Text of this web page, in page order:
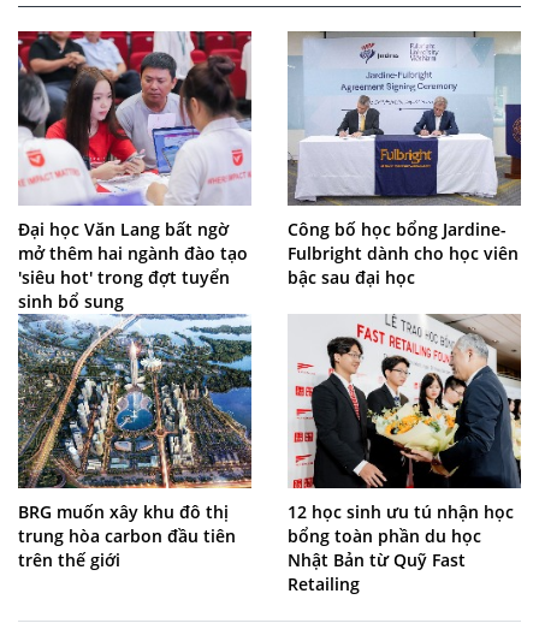
Đại học Văn Lang bất ngờ
mở thêm hai ngành đào tạo
'siêu hot' trong đợt tuyển
sinh bổ sung
Công bố học bổng Jardine-
Fulbright dành cho học viên
bậc sau đại học
BRG muốn xây khu đô thị
trung hòa carbon đầu tiên
trên thế giới
12 học sinh ưu tú nhận học
bổng toàn phần du học
Nhật Bản từ Quỹ Fast
Retailing